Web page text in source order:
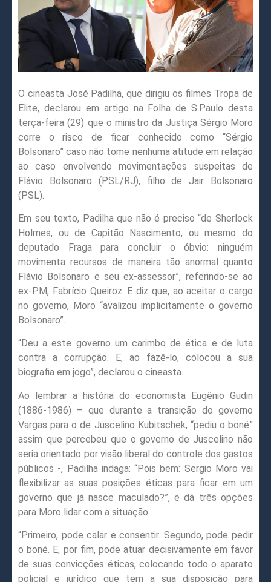
O cineasta José Padilha, que dirigiu os filmes Tropa de
Elite, declarou em artigo na Folha de S.Paulo desta
terça-feira (29) que o ministro da Justiça Sérgio Moro
corre o risco de ficar conhecido como “Sérgio
Bolsonaro” caso não tome nenhuma atitude em relação
ao caso envolvendo movimentações suspeitas de
Flávio Bolsonaro (PSL/RJ), filho de Jair Bolsonaro
(PSL).
Em seu texto, Padilha que não é preciso “de Sherlock
Holmes, ou de Capitão Nascimento, ou mesmo do
deputado Fraga para concluir o óbvio: ninguém
movimenta recursos de maneira tão anormal quanto
Flávio Bolsonaro e seu ex-assessor”, referindo-se ao
ex-PM, Fabrício Queiroz. E diz que, ao aceitar o cargo
no governo, Moro “avalizou implicitamente o governo
Bolsonaro”.
“Deu a este governo um carimbo de ética e de luta
contra a corrupção. E, ao fazê-lo, colocou a sua
biografia em jogo”, declarou o cineasta.
Ao lembrar a história do economista Eugênio Gudin
(1886-1986) – que durante a transição do governo
Vargas para o de Juscelino Kubitschek, “pediu o boné”
assim que percebeu que o governo de Juscelino não
seria orientado por visão liberal do controle dos gastos
públicos -, Padilha indaga: “Pois bem: Sergio Moro vai
flexibilizar as suas posições éticas para ficar em um
governo que já nasce maculado?”, e dá três opções
para Moro lidar com a situação.
“Primeiro, pode calar e consentir. Segundo, pode pedir
o boné. E, por fim, pode atuar decisivamente em favor
de suas convicções éticas, colocando todo o aparato
policial e jurídico que tem a sua disposição para